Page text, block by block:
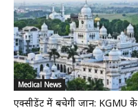
Medical News
एक्सीडेंट में बचेगी जान: KGMU के